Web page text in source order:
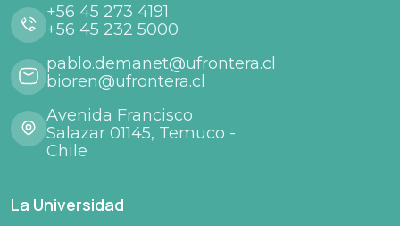
+56 45 273 4191
+56 45 232 5000
pablo.demanet@ufrontera.cl
bioren@ufrontera.cl
Avenida Francisco
Salazar 01145, Temuco -
Chile
La Universidad